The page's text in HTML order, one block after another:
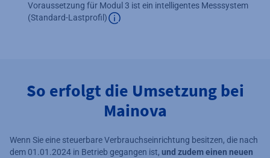
Voraussetzung für Modul 3 ist ein intelligentes Messsystem
(Standard-Lastprofil)
So erfolgt die Umsetzung bei
Mainova
Wenn Sie eine steuerbare Verbrauchseinrichtung besitzen, die nach
dem 01.01.2024 in Betrieb gegangen ist, und zudem einen neuen